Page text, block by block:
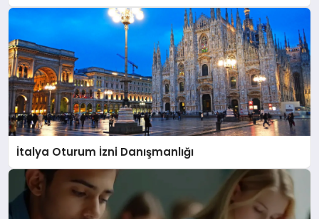
İtalya Oturum İzni Danışmanlığı